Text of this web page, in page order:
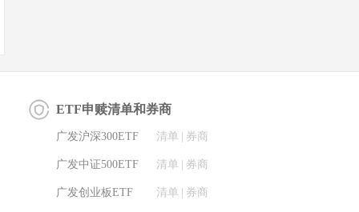
ETF申赎清单和券商
广发沪深300ETF 券商
清单
广发中证500ETF 券商
清单
广发创业板ETF 券商
清单